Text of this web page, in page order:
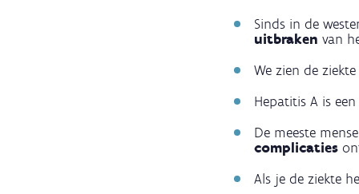
Sinds in de
uitbraken van
We zien de
Hepatitis A is een
De meeste
complicaties
Als je de ziekte